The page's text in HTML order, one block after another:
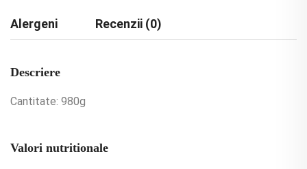
Alergeni Recenzii (0)
Descriere
Cantitate: 980g
Valori nutritionale